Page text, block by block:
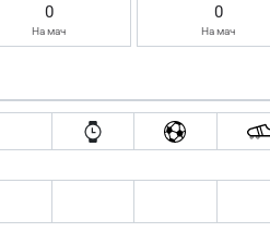
0
На мач
0
На мач